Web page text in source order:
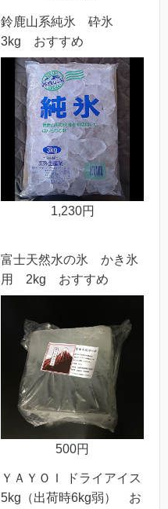
鈴鹿山系純氷 砕氷
3kg おすすめ
1,230円
富士天然水の氷 かき氷
用 2kg おすすめ
500円
ＹＡＹＯＩ ドライアイス
5kg（出荷時6kg弱） お